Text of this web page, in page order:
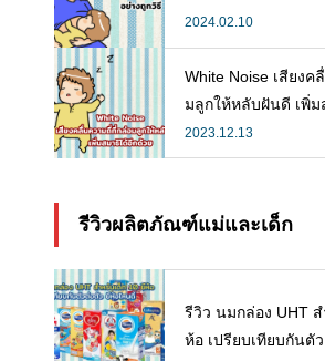
2024.02.10
White Noise เสียง
มลูกให้หลับฝันดี เพิ่ม
ย
2023.12.13
รีวิวผลิตภัณฑ์แม่และเด็ก
รีวิว นมกล่อง UHT
ห้อ เปรียบเทียบกันตั